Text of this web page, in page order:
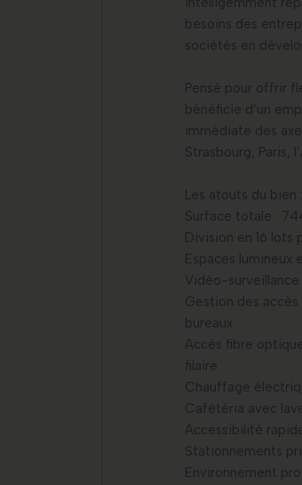
besoins des
sociétés en
Pensé pour offrir
bénéficie d’un
immédiate des
Strasbourg, Paris,
Les atouts du bien :
Surface totale :
Division en 16 lots
Espaces lumineux
Vidéo-surveillance
Gestion des
bureaux
Accès fibre
filaire
Chauffage
Cafétéria avec
Accessibilité
Stationnements
Environnement